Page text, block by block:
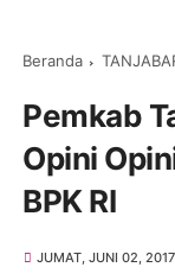
Beranda
Pemkab
Opini
BPK RI
JUMAT, JUNI 02, 2017